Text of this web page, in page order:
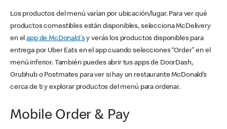
Los productos del menú varían por ubicación/lugar. Para ver qué
productos comestibles están disponibles, selecciona McDelivery
en elapp de McDonald'sy verás los productos disponibles para
entrega por Uber Eats en el app cuando selecciones “Order” en el
menú inferior. También puedes abrir tus apps de DoorDash,
Grubhub o Postmates para ver si hay un restaurante McDonald’s
cerca de ti y explorar productos del menú para ordenar.
Mobile Order & Pay